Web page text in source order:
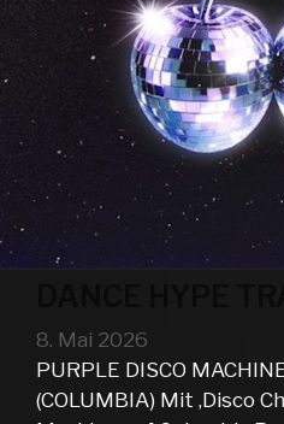
8. Mai 2026
PURPLE DISCO
(COLUMBIA) Mit ‚Disco